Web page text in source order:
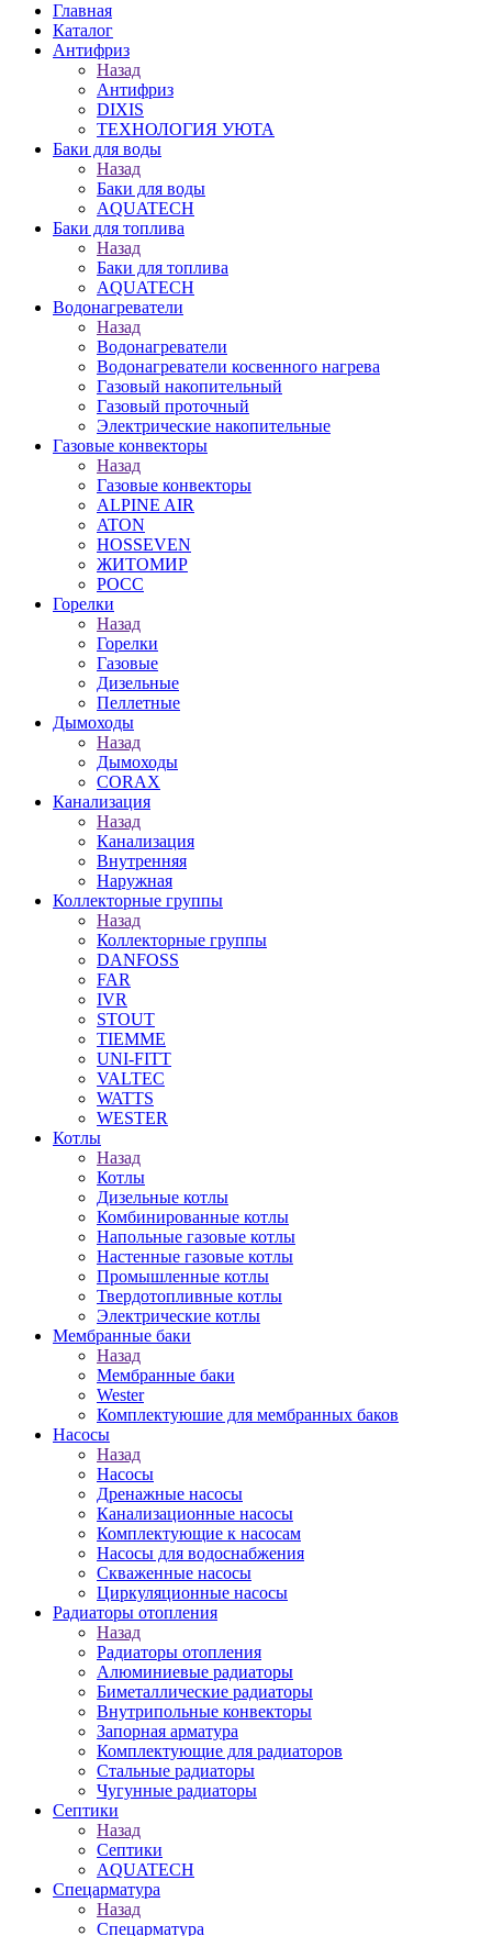
Главная
Каталог
Антифриз
Назад
Антифриз
DIXIS
ТЕХНОЛОГИЯ УЮТА
Баки для воды
Назад
Баки для воды
AQUATECH
Баки для топлива
Назад
Баки для топлива
AQUATECH
Водонагреватели
Назад
Водонагреватели
Водонагреватели косвенного нагрева
Газовый накопительный
Газовый проточный
Электрические накопительные
Газовые конвекторы
Назад
Газовые конвекторы
ALPINE AIR
ATON
HOSSEVEN
ЖИТОМИР
РОСС
Горелки
Назад
Горелки
Газовые
Дизельные
Пеллетные
Дымоходы
Назад
Дымоходы
CORAX
Канализация
Назад
Канализация
Внутренняя
Наружная
Коллекторные группы
Назад
Коллекторные группы
DANFOSS
FAR
IVR
STOUT
TIEMME
UNI-FITT
VALTEC
WATTS
WESTER
Котлы
Назад
Котлы
Дизельные котлы
Комбинированные котлы
Напольные газовые котлы
Настенные газовые котлы
Промышленные котлы
Твердотопливные котлы
Электрические котлы
Мембранные баки
Назад
Мембранные баки
Wester
Комплектуюшие для мембранных баков
Насосы
Назад
Насосы
Дренажные насосы
Канализационные насосы
Комплектующие к насосам
Насосы для водоснабжения
Скваженные насосы
Циркуляционные насосы
Радиаторы отопления
Назад
Радиаторы отопления
Алюминиевые радиаторы
Биметаллические радиаторы
Внутрипольные конвекторы
Запорная арматура
Комплектующие для радиаторов
Стальные радиаторы
Чугунные радиаторы
Септики
Назад
Септики
AQUATECH
Спецарматура
Назад
Спецарматура